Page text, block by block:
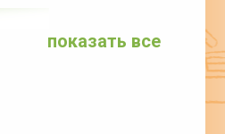
показать все